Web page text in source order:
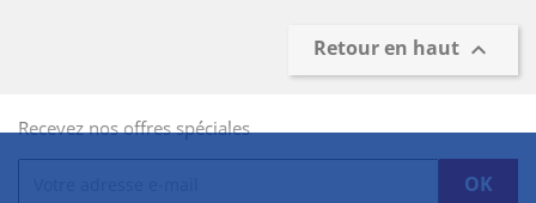
Retour en haut 
Recevez nos offres spéciales